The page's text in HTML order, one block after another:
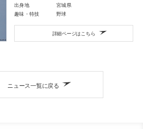
出身地
宮城県
趣味・特技
野球
詳細ページはこちら
ニュース一覧に戻る